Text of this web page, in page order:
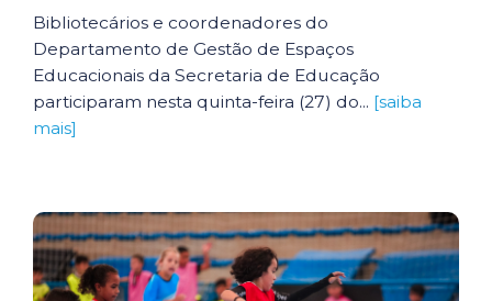
Bibliotecários e coordenadores do
Departamento de Gestão de Espaços
Educacionais da Secretaria de Educação
participaram nesta quinta-feira (27) do... [saiba
mais]